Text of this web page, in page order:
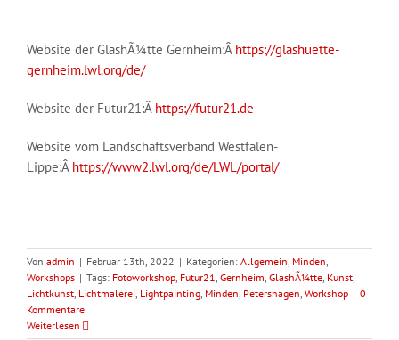
Website der GlashÃ¼tte Gernheim:Â https://glashuette-
gernheim.lwl.org/de/
Website der Futur21:Â https://futur21.de
Website vom Landschaftsverband Westfalen-
Lippe:Â https://www2.lwl.org/de/LWL/portal/
Von admin | Februar 13th, 2022 | Kategorien: Allgemein, Minden,
Workshops | Tags: Fotoworkshop, Futur21, Gernheim, GlashÃ¼tte, Kunst,
Lichtkunst, Lichtmalerei, Lightpainting, Minden, Petershagen, Workshop | 0
Kommentare
Weiterlesen